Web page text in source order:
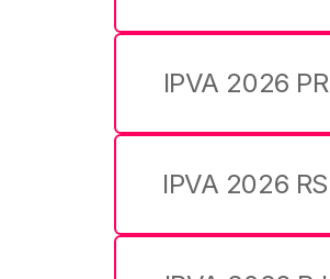
IPVA 2026 PR
IPVA 2026 RS